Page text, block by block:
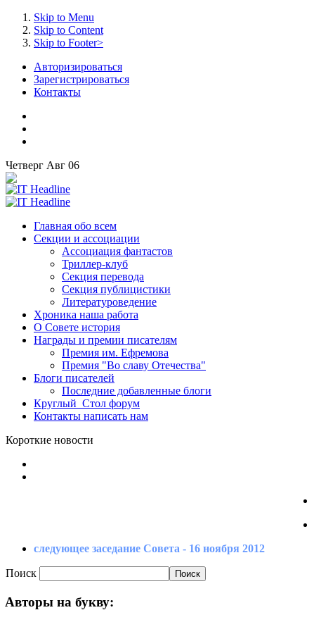
Skip to Menu
Skip to Content
Skip to Footer>
Авторизироваться
Зарегистрироваться
Контакты
Четверг Авг 06
Главная обо всем
Секции и ассоциации
Ассоциация фантастов
Триллер-клуб
Секция перевода
Секция публицистики
Литературоведение
Хроника наша работа
О Совете история
Награды и премии писателям
Премия им. Ефремова
Премия "Во славу Отечества"
Блоги писателей
Последние добавленные блоги
Круглый_Стол форум
Контакты написать нам
Короткие новости
следующее заседание Совета - 16 ноября 2012
Поиск
Авторы на букву: